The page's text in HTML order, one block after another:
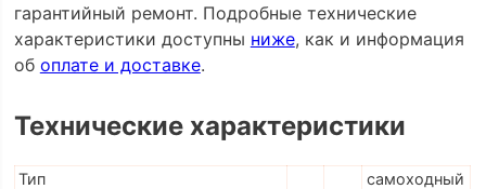
гарантийный ремонт. Подробные технические
характеристики доступны ниже, как и информация
об оплате и доставке.
Технические характеристики
Тип
самоходный